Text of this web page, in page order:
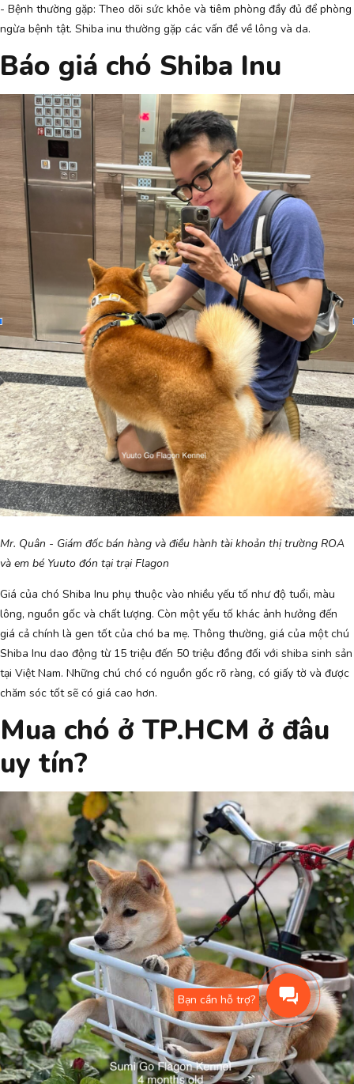
Bạn cần hỗ trợ?
- Bệnh thường gặp: Theo dõi sức khỏe và tiêm phòng đầy đủ để phòng
ngừa bệnh tật. Shiba inu thường gặp các vấn đề về lông và da.
Báo giá chó Shiba Inu
Mr. Quân - Giám đốc bán hàng và điều hành tài khoản thị trường ROA
và em bé Yuuto đón tại trại Flagon
Giá của chó Shiba Inu phụ thuộc vào nhiều yếu tố như độ tuổi, màu
lông, nguồn gốc và chất lượng. Còn một yếu tố khác ảnh hưởng đến
giá cả chính là gen tốt của chó ba mẹ. Thông thường, giá của một chú
Shiba Inu dao động từ 15 triệu đến 50 triệu đồng đối với shiba sinh sản
tại Việt Nam. Những chú chó có nguồn gốc rõ ràng, có giấy tờ và được
chăm sóc tốt sẽ có giá cao hơn.
Mua chó ở TP.HCM ở đâu
uy tín?